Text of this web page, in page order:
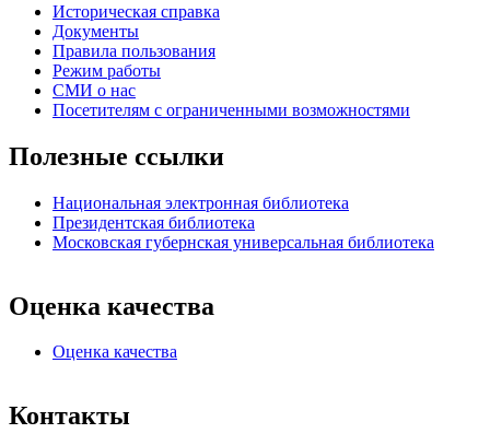
Историческая справка
Документы
Правила пользования
Режим работы
СМИ о нас
Посетителям с ограниченными возможностями
Полезные ссылки
Национальная электронная библиотека
Президентская библиотека
Московская губернская универсальная библиотека
Оценка качества
Оценка качества
Контакты